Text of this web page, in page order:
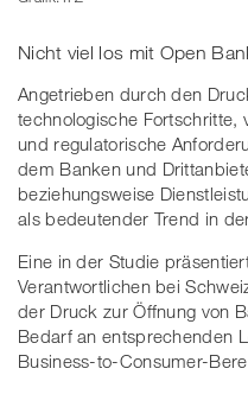
Nicht viel los mit Open
Angetrieben durch den
technologische Fortschritte,
und regulatorische
dem Banken und
beziehungsweise
als bedeutender Trend in
Eine in der Studie
Verantwortlichen bei
der Druck zur Öffnung von
Bedarf an entsprechenden
Business-to-Consumer-